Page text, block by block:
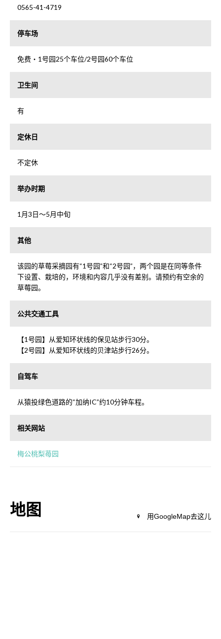
0565-41-4719
停车场
免费・1号园25个车位/2号园60个车位
卫生间
有
定休日
不定休
举办时期
1月3日～5月中旬
其他
该园的草莓采摘园有“1号园”和“2号园”，两个园是在同等条件
下设置、栽培的，环境和内容几乎没有差别。请预约有空余的
草莓园。
公共交通工具
【1号园】从爱知环状线的保见站步行30分。
【2号园】从爱知环状线的贝津站步行26分。
自驾车
从猿投绿色道路的“加纳IC”约10分钟车程。
相关网站
梅公桃梨苺园
地图 用GoogleMap去这儿